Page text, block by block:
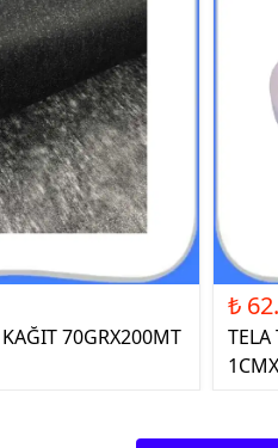
70GRX200MT
₺